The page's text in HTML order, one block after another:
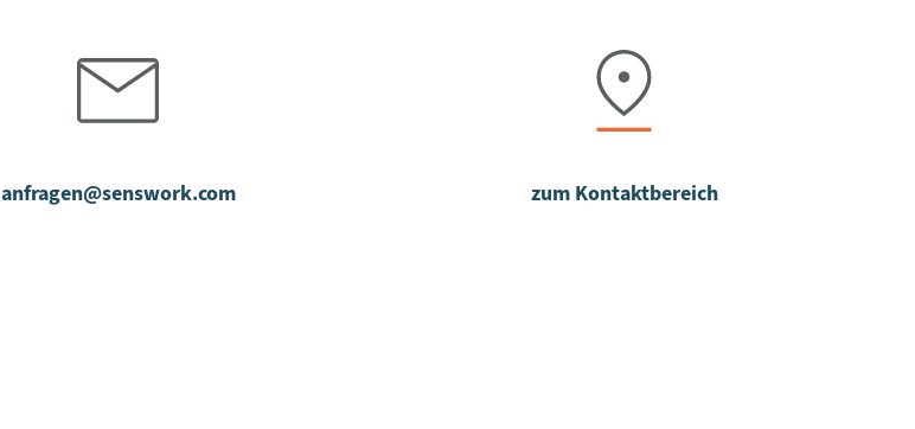
anfragen@senswork.com zum Kontaktbereich